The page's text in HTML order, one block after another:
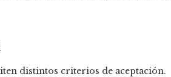
distintos criterios de aceptación.